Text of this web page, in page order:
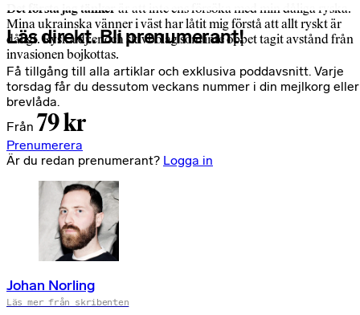
Det första jag tänker är att inte ens försöka med min dåliga ryska.
Mina ukrainska vänner i väst har låtit mig förstå att allt ryskt är
dåligt. Ryska dj:er och skivbolag som inte öppet tagit avstånd från
invasionen bojkottas.
Läs direkt. Bli prenumerant!
Få tillgång till alla artiklar och exklusiva poddavsnitt. Varje
torsdag får du dessutom veckans nummer i din mejlkorg eller
brevlåda.
Från 79 kr
Prenumerera
Är du redan prenumerant? Logga in
Johan Norling
Läs mer från skribenten